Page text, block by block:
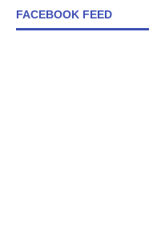
FACEBOOK FEED